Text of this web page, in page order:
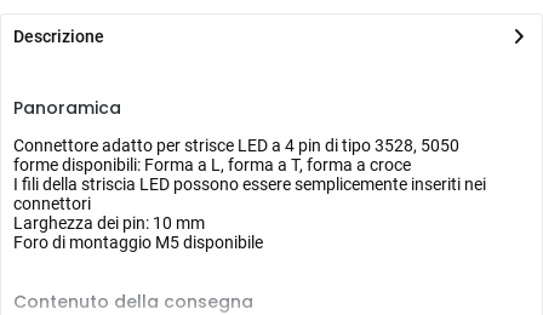
Descrizione
Panoramica
Connettore adatto per strisce LED a 4 pin di tipo 3528, 5050
forme disponibili: Forma a L, forma a T, forma a croce
I fili della striscia LED possono essere semplicemente inseriti nei
connettori
Larghezza dei pin: 10 mm
Foro di montaggio M5 disponibile
Contenuto della consegna